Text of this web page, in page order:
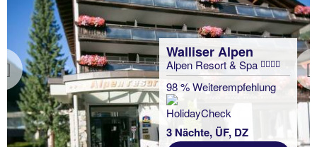
Previous
Walliser Alpen
Alpen Resort & Spa
98 % Weiterempfehlung
3 Nächte, ÜF, DZ